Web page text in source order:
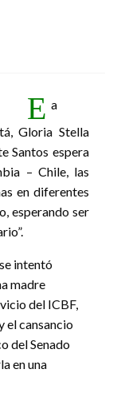
E a
Gloria Stella
Santos espera
– Chile, las
en diferentes
esperando ser
intentó
madre
del ICBF,
el cansancio
del Senado
en una